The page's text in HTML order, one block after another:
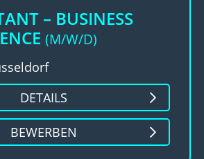
– BUSINESS
(M/W/D)
DETAILS
BEWERBEN